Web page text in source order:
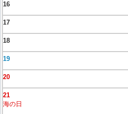
16
17
18
19
20
21
海の日